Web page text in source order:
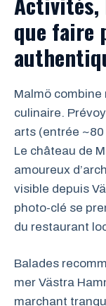
que faire
Malmö
culinaire.
arts (entrée ~80
Le château de
amoureux
visible depuis
photo-clé se
du restaurant
Balades
mer Västra
marchant